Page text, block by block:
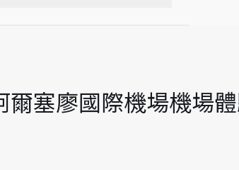
爾塞廖國際機場機場